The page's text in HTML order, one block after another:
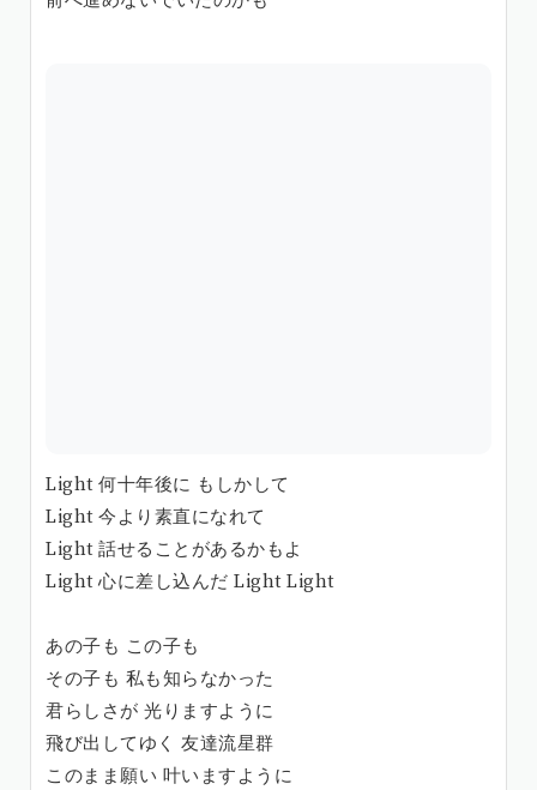
Light 何十年後に もしかして
Light 今より素直になれて
Light 話せることがあるかもよ
Light 心に差し込んだ Light Light
あの子も この子も
その子も 私も知らなかった
君らしさが 光りますように
飛び出してゆく 友達流星群
このまま願い 叶いますように